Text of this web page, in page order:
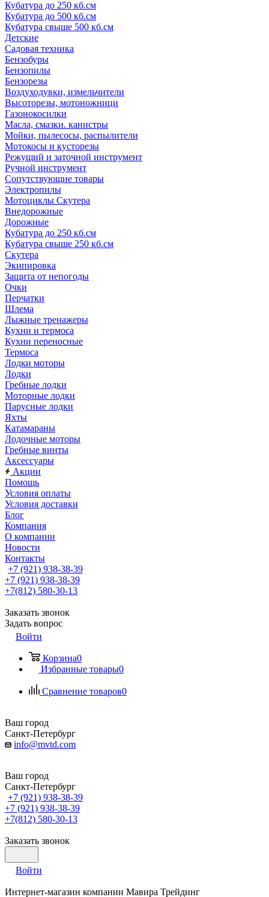
Кубатура до 250 кб.см
Кубатура до 500 кб.см
Кубатура свыше 500 кб.см
Детские
Садовая техника
Бензобуры
Бензопилы
Бензорезы
Воздуходувки, измельчители
Высоторезы, мотоножници
Газонокосилки
Масла, смазки. канистры
Мойки, пылесосы, распылители
Мотокосы и кусторезы
Режущий и заточной инструмент
Ручной инструмент
Сопутствующие товары
Электропилы
Мотоциклы Скутера
Внедорожные
Дорожные
Кубатура до 250 кб.см
Кубатура свыше 250 кб.см
Скутера
Экипировка
Защита от непогоды
Очки
Перчатки
Шлема
Лыжные тренажеры
Кухни и термоса
Кухни переносные
Термоса
Лодки моторы
Лодки
Гребные лодки
Моторные лодки
Парусные лодки
Яхты
Катамараны
Лодочные моторы
Гребные винты
Аксессуары
Акции
Помощь
Условия оплаты
Условия доставки
Блог
Компания
О компании
Новости
Контакты
+7 (921) 938-38-39
+7 (921) 938-38-39
+7(812) 580-30-13
Заказать звонок
Задать вопрос
Войти
Корзина0
Избранные товары0
Сравнение товаров0
Ваш город
Санкт-Петербург
info@mvtd.com
Ваш город
Санкт-Петербург
+7 (921) 938-38-39
+7 (921) 938-38-39
+7(812) 580-30-13
Заказать звонок
Войти
Интернет-магазин компании Мавира Трейдинг